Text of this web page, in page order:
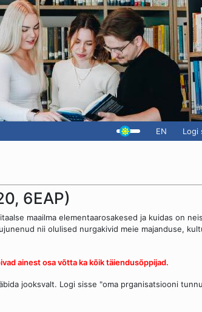
EN Logi
6EAP)
maailma elementaarosakesed ja kuidas on
nii olulised nurgakivid meie majanduse,
ainest osa võtta ka kõik täiendusõppijad.
jooksvalt. Logi sisse "oma prganisatsiooni